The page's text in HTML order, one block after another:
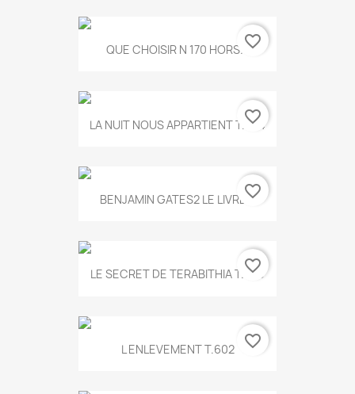
QUE CHOISIR N 170 HORS...favorite_border
LA NUIT NOUS APPARTIENT T.634
favorite_border
BENJAMIN GATES2 LE LIVRE...
favorite_border
LE SECRET DE TERABITHIA T.560
favorite_border
L ENLEVEMENT T.602 favorite_border